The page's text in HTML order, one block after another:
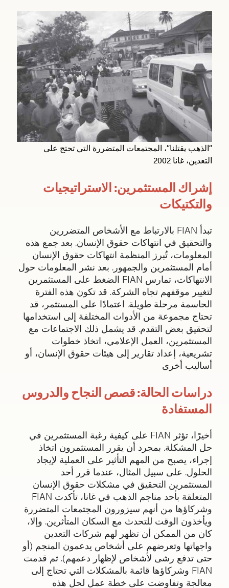
“الذهب يقتلنا”، المجتمعات المتضررة التي تحتج على
التعدين، غانا 2002
إشراك المستثمرين: الاستراتيجيات
والتكتيكات
تبدأ FIAN بالارتباط مع الأشخاص المتضررين
والتحقيق في انتهاكات حقوق الإنسان. بعد جمع هذه
المعلومات، تُبرز المنظمة انتهاكات حقوق الإنسان
أمام المستثمرين والجمهور. بعد نشر المعلومات حول
الانتهاكات، تمارس FIAN الضغط على المستثمرين
لتغيير موقفهم تجاه الشركة. قد تكون هذه الفترة
الحاسمة مرحلة طويلة. اعتمادًا على المستثمر، قد
تحتاج مجموعة من الأدوات المختلفة إلى استخدامها
لتحقيق بعض التقدم. قد يشمل ذلك الاجتماعات مع
المستثمرين، العمل الإعلامي، اتخاذ خطوات
تشريعية، إعداد تقارير إلى هيئات حقوق الإنسان، أو
أساليب أخرى
دراسات الحالة: قصص النجاح والدروس
المستفادة
أخيرًا، تؤثر FIAN على كيفية رغبة المستثمرين في
حل المشكلة. بمجرد أن يقرر المستثمرون اتخاذ
إجراء، يصبح من المهم التأثير على العملية لإيجاد
الحلول. على سبيل المثال، عندما قرر أحد
المستثمرين التحقيق في مشكلات حقوق الإنسان
المتعلقة بأحد مناجم الذهب في غانا، تأكدت FIAN
وشركاؤها من أنهم سيزورون المجتمعات المتضررة
ويأخذون الوقت للتحدث مع السكان المتأثرين. وإلا،
كان من الممكن أن تظهر لهم شركات التعدين
واجهاتها وتعرضهم على أشخاص يدعمون المنجم (أو
حتى تدفع رشى لأشخاص لإظهار دعمهم). ثم قدمت
FIAN وشركاؤها قائمة بالمشكلات التي تحتاج إلى
معالجة وتفاوضت على خطة عمل لحل هذه